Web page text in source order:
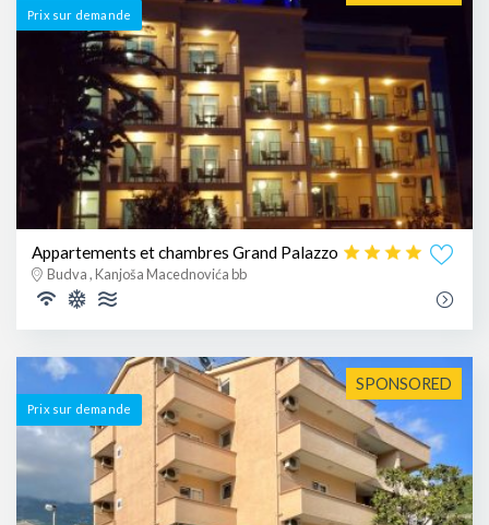
Prix ​​sur demande
Appartements et chambres Grand Palazzo
Budva , Kanjoša Macednovića bb
SPONSORED
Prix ​​sur demande